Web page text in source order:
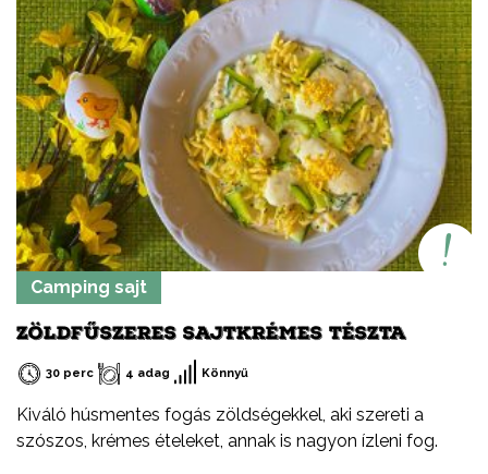
Camping sajt
ZÖLDFŰSZERES SAJTKRÉMES TÉSZTA
30 perc 4 adag Könnyű
Kiváló húsmentes fogás zöldségekkel, aki szereti a
szószos, krémes ételeket, annak is nagyon ízleni fog.